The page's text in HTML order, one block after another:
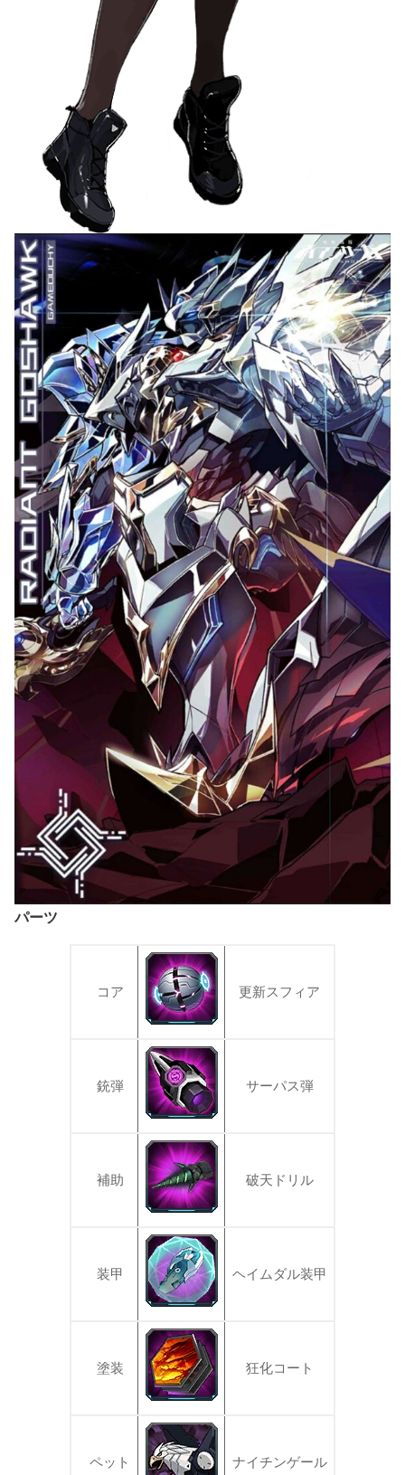
パーツ
コア 更新スフィア
銃弾 サーパス弾
補助 破天ドリル
装甲 ヘイムダル装甲
塗装 狂化コート
ペット ナイチンゲール